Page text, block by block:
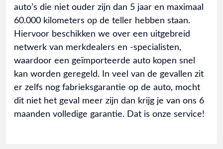
auto’s die niet ouder zijn dan 5 jaar en maximaal
60.000 kilometers op de teller hebben staan.
Hiervoor beschikken we over een uitgebreid
netwerk van merkdealers en -specialisten,
waardoor een geïmporteerde auto kopen snel
kan worden geregeld. In veel van de gevallen zit
er zelfs nog fabrieksgarantie op de auto, mocht
dit niet het geval meer zijn dan krijg je van ons 6
maanden volledige garantie. Dat is onze service!